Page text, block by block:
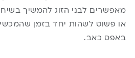
מאפשרים לבני הזוג להמשיך
או פשוט לשהות יחד בזמן
באפס כאב.